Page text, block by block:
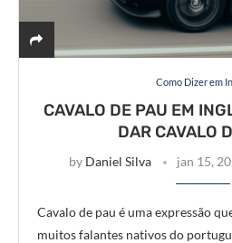
Como Dizer em
CAVALO DE PAU EM
DAR CAVALO
by Daniel Silva jan 15,
Cavalo de pau é uma expressão
muitos falantes nativos do